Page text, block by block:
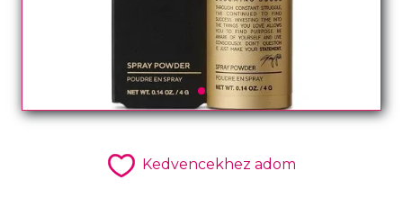
Kedvencekhez adom